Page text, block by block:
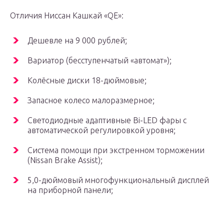
Отличия Ниссан Кашкай «QE»:
Дешевле на 9 000 рублей;
Вариатор (бесступенчатый «автомат»);
Колёсные диски 18-дюймовые;
Запасное колесо малоразмерное;
Светодиодные адаптивные Bi-LED фары с
автоматической регулировкой уровня;
Система помощи при экстренном торможении
(Nissan Brake Assist);
5,0-дюймовый многофункциональный дисплей
на приборной панели;